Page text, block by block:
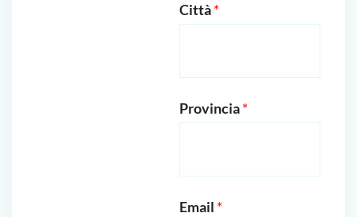
Città*
Provincia*
Email *